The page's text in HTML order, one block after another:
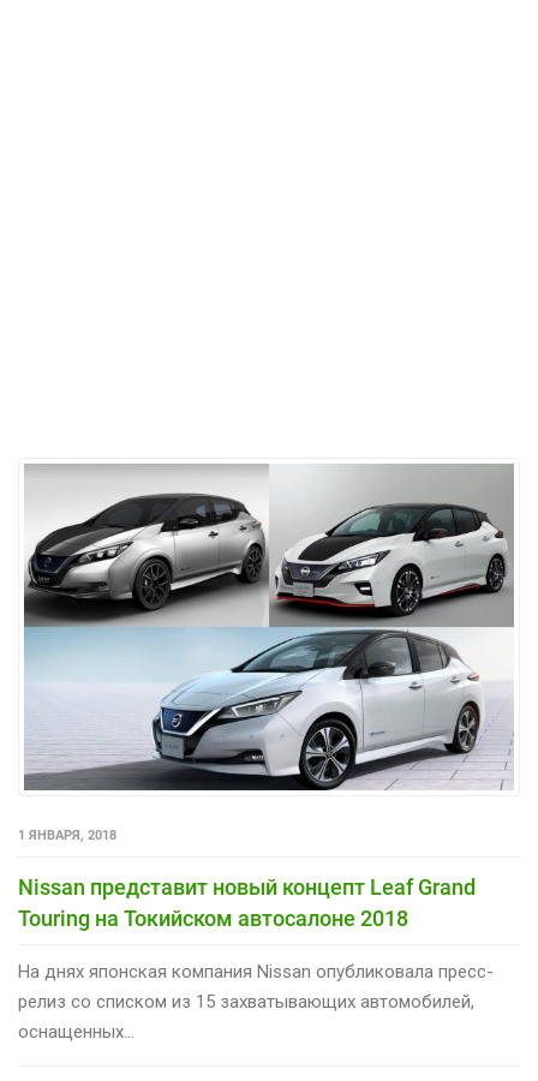
1 ЯНВАРЯ, 2018
Nissan представит новый концепт Leaf Grand
Touring на Токийском автосалоне 2018
На днях японская компания Nissan опубликовала пресс-
релиз со списком из 15 захватывающих автомобилей,
оснащенных...